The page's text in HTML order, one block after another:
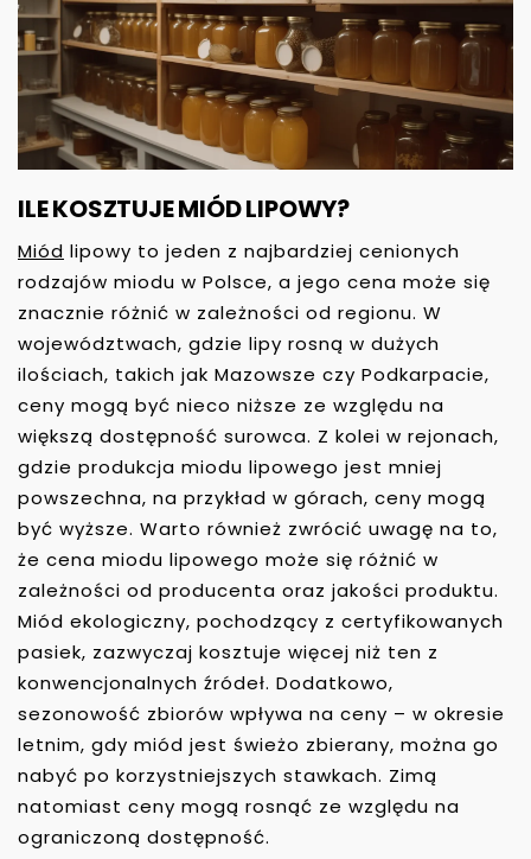
ILE KOSZTUJE MIÓD LIPOWY?
Miód lipowy to jeden z najbardziej cenionych
rodzajów miodu w Polsce, a jego cena może się
znacznie różnić w zależności od regionu. W
województwach, gdzie lipy rosną w dużych
ilościach, takich jak Mazowsze czy Podkarpacie,
ceny mogą być nieco niższe ze względu na
większą dostępność surowca. Z kolei w rejonach,
gdzie produkcja miodu lipowego jest mniej
powszechna, na przykład w górach, ceny mogą
być wyższe. Warto również zwrócić uwagę na to,
że cena miodu lipowego może się różnić w
zależności od producenta oraz jakości produktu.
Miód ekologiczny, pochodzący z certyfikowanych
pasiek, zazwyczaj kosztuje więcej niż ten z
konwencjonalnych źródeł. Dodatkowo,
sezonowość zbiorów wpływa na ceny – w okresie
letnim, gdy miód jest świeżo zbierany, można go
nabyć po korzystniejszych stawkach. Zimą
natomiast ceny mogą rosnąć ze względu na
ograniczoną dostępność.